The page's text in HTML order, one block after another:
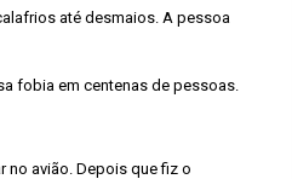
até desmaios. A pessoa
fobia em centenas de pessoas.
no avião. Depois que fiz o